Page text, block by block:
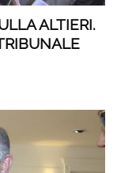
ALTIERI.